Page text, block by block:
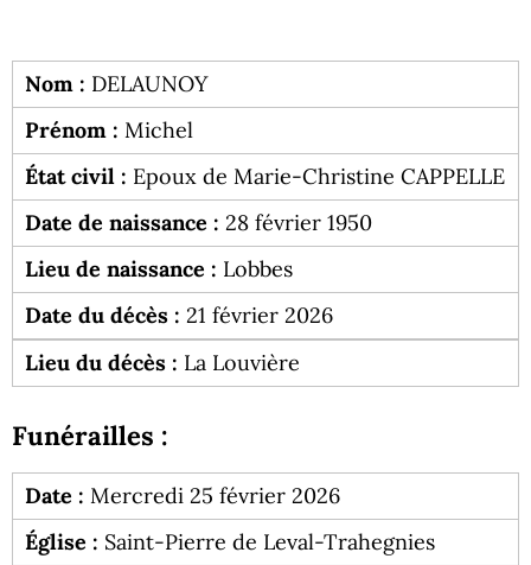
Nom : DELAUNOY
Prénom : Michel
État civil : Epoux de Marie-Christine CAPPELLE
Date de naissance : 28 février 1950
Lieu de naissance : Lobbes
Date du décès : 21 février 2026
Lieu du décès : La Louvière
Funérailles :
Date : Mercredi 25 février 2026
Église : Saint-Pierre de Leval-Trahegnies